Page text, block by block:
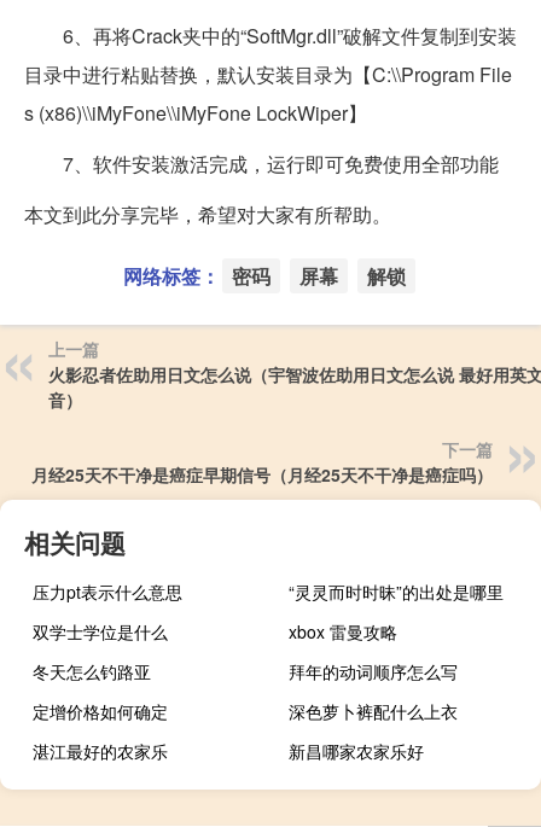
6、再将Crack夹中的“SoftMgr.dll”破解文件复制到安装
目录中进行粘贴替换，默认安装目录为【C:\\Program File
s (x86)\\iMyFone\\iMyFone LockWiper】
7、软件安装激活完成，运行即可免费使用全部功能
本文到此分享完毕，希望对大家有所帮助。
网络标签： 密码 屏幕 解锁
上一篇
火影忍者佐助用日文怎么说（宇智波佐助用日文怎么说 最好用英
音）
下一篇
月经25天不干净是癌症早期信号（月经25天不干净是癌症吗）
相关问题
压力pt表示什么意思
“灵灵而时时昧”的出处是哪里
双学士学位是什么
xbox 雷曼攻略
冬天怎么钓路亚
拜年的动词顺序怎么写
定增价格如何确定
深色萝卜裤配什么上衣
湛江最好的农家乐
新昌哪家农家乐好